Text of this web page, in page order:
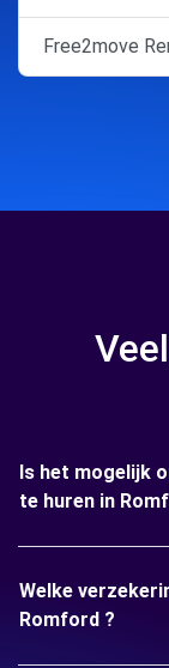
Free2move
Is het mogelijk
te huren in
Welke
Romford ?